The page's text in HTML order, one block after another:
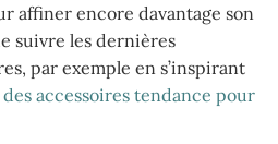
affiner encore davantage son
suivre les dernières
par exemple en s’inspirant
accessoires tendance pour